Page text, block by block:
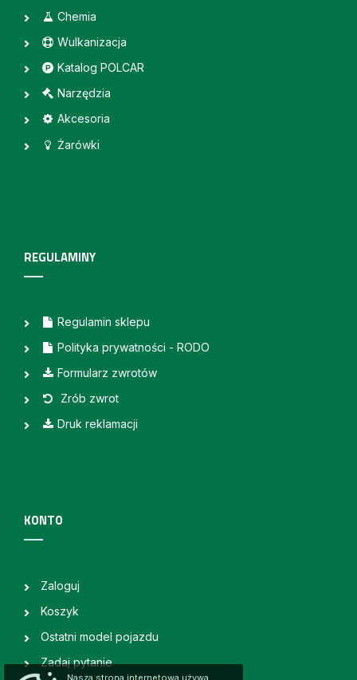
Chemia
Wulkanizacja
Katalog POLCAR
Narzędzia
Akcesoria
Żarówki
REGULAMINY
Regulamin sklepu
Polityka prywatności - RODO
Formularz zwrotów
Zrób zwrot
Druk reklamacji
KONTO
Zaloguj
Koszyk
Ostatni model pojazdu
Zadaj pytanie
Nasza strona internetowa używa